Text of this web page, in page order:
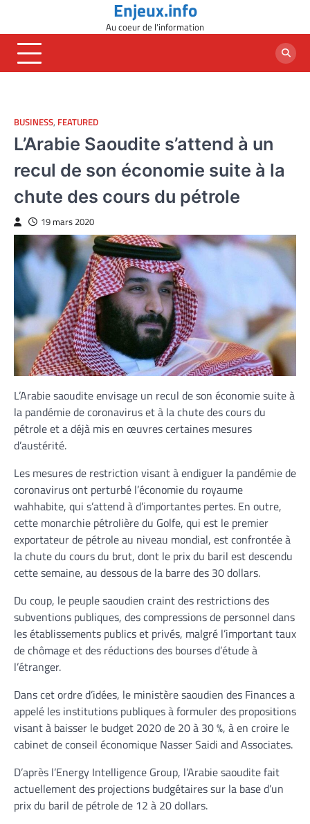
content
Enjeux.info
Au coeur de l'information
BUSINESS, FEATURED
L’Arabie Saoudite s’attend à un
recul de son économie suite à la
chute des cours du pétrole
19 mars 2020
L’Arabie saoudite envisage un recul de son économie suite à
la pandémie de coronavirus et à la chute des cours du
pétrole et a déjà mis en œuvres certaines mesures
d’austérité.
Les mesures de restriction visant à endiguer la pandémie de
coronavirus ont perturbé l’économie du royaume
wahhabite, qui s’attend à d’importantes pertes. En outre,
cette monarchie pétrolière du Golfe, qui est le premier
exportateur de pétrole au niveau mondial, est confrontée à
la chute du cours du brut, dont le prix du baril est descendu
cette semaine, au dessous de la barre des 30 dollars.
Du coup, le peuple saoudien craint des restrictions des
subventions publiques, des compressions de personnel dans
les établissements publics et privés, malgré l’important taux
de chômage et des réductions des bourses d’étude à
l’étranger.
Dans cet ordre d’idées, le ministère saoudien des Finances a
appelé les institutions publiques à formuler des propositions
visant à baisser le budget 2020 de 20 à 30 %, à en croire le
cabinet de conseil économique Nasser Saidi and Associates.
D’après l’Energy Intelligence Group, l’Arabie saoudite fait
actuellement des projections budgétaires sur la base d’un
prix du baril de pétrole de 12 à 20 dollars.